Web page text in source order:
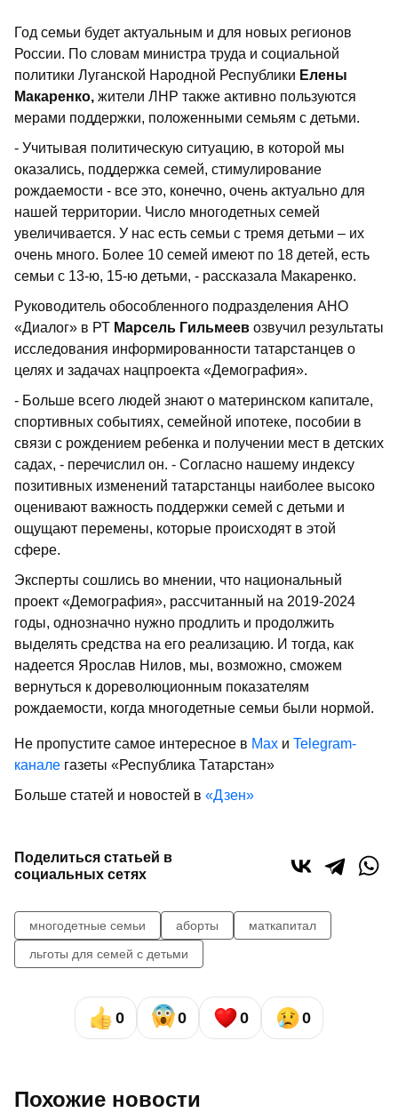
Год семьи будет актуальным и для новых регионов
России. По словам министра труда и социальной
политики Луганской Народной Республики Елены
Макаренко, жители ЛНР также активно пользуются
мерами поддержки, положенными семьям с детьми.
- Учитывая политическую ситуацию, в которой мы
оказались, поддержка семей, стимулирование
рождаемости - все это, конечно, очень актуально для
нашей территории. Число многодетных семей
увеличивается. У нас есть семьи с тремя детьми – их
очень много. Более 10 семей имеют по 18 детей, есть
семьи с 13-ю, 15-ю детьми, - рассказала Макаренко.
Руководитель обособленного подразделения АНО
«Диалог» в РТ Марсель Гильмеев озвучил результаты
исследования информированности татарстанцев о
целях и задачах нацпроекта «Демография».
- Больше всего людей знают о материнском капитале,
спортивных событиях, семейной ипотеке, пособии в
связи с рождением ребенка и получении мест в детских
садах, - перечислил он. - Согласно нашему индексу
позитивных изменений татарстанцы наиболее высоко
оценивают важность поддержки семей с детьми и
ощущают перемены, которые происходят в этой
сфере.
Эксперты сошлись во мнении, что национальный
проект «Демография», рассчитанный на 2019-2024
годы, однозначно нужно продлить и продолжить
выделять средства на его реализацию. И тогда, как
надеется Ярослав Нилов, мы, возможно, сможем
вернуться к дореволюционным показателям
рождаемости, когда многодетные семьи были нормой.
Не пропустите самое интересное в Max и Telegram-
канале газеты «Республика Татарстан»
Больше статей и новостей в «Дзен»
Поделиться статьей в
социальных сетях
многодетные семьи аборты
маткапитал
льготы для семей с детьми
0 0 0 0
Похожие новости